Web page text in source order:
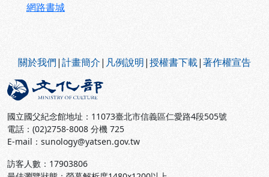
網路書城
關於我們|計畫簡介| 凡例說明|授權書下載|著作權宣告
國立國父紀念館地址：11073臺北市信義區仁愛路4段505號
電話：(02)2758-8008 分機 725
E-mail：sunology@yatsen.gov.tw
訪客人數： 17903806